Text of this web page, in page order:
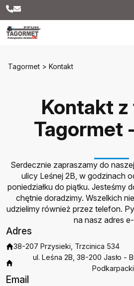
Tagormet > Kontakt
Kontakt
Tagormet
Serdecznie zapraszamy do
ulicy Leśnej 2B, w godzinach
poniedziałku do piątku. Jesteśmy
chętnie doradzimy. Wszelkich
udzielimy również przez telefon.
na nasz adres
Adres
38-207 Przysieki, Trzcinica 534
ul. Leśna 2B, 38-200 Jasło -
Email